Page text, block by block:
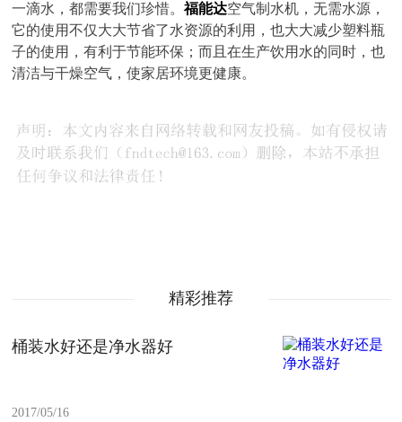
一滴水，都需要我们珍惜。福能达空气制水机，无需水源，
它的使用不仅大大节省了水资源的利用，也大大减少塑料瓶
子的使用，有利于节能环保；而且在生产饮用水的同时，也
清洁与干燥空气，使家居环境更健康。
精彩推荐
桶装水好还是净水器好
2017/05/16